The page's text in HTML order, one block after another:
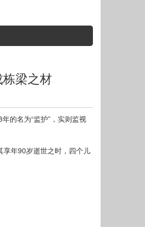
梁之材
的名为“监护”，实则监视
年90岁逝世之时，四个儿